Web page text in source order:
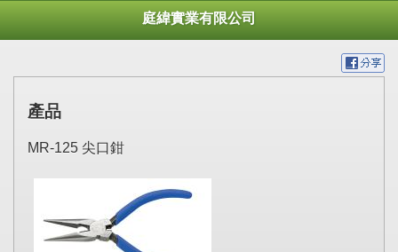
庭緯實業有限公司
產品
MR-125 尖口鉗